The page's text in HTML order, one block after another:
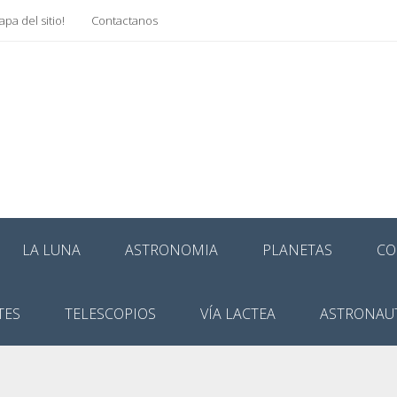
del sitio! Contactanos
LA LUNA ASTRONOMIA PLANETAS
TELESCOPIOS VÍA LACTEA